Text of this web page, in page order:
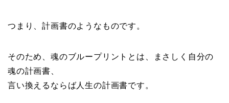
つまり、計画書のようなものです。
そのため、魂のブループリントとは、まさしく自分の
魂の計画書、
言い換えるならば人生の計画書です。